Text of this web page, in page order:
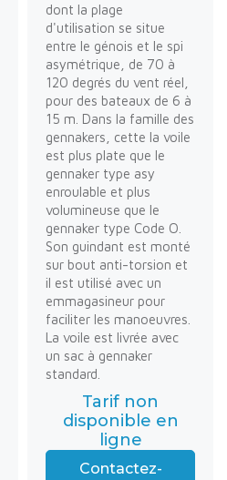
dont la plage
d'utilisation se situe
entre le génois et le spi
asymétrique, de 70 à
120 degrés du vent réel,
pour des bateaux de 6 à
15 m. Dans la famille des
gennakers, cette la voile
est plus plate que le
gennaker type asy
enroulable et plus
volumineuse que le
gennaker type Code O.
Son guindant est monté
sur bout anti-torsion et
il est utilisé avec un
emmagasineur pour
faciliter les manoeuvres.
La voile est livrée avec
un sac à gennaker
standard.
Tarif non
disponible en
ligne
Contactez-